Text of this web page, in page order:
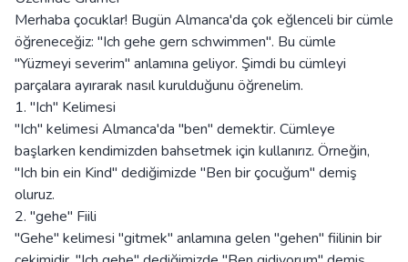
Merhaba çocuklar! Bugün Almanca'da çok eğlenceli bir cümle
öğreneceğiz: "Ich gehe gern schwimmen". Bu cümle
"Yüzmeyi severim" anlamına geliyor. Şimdi bu cümleyi
parçalara ayırarak nasıl kurulduğunu öğrenelim.
1. "Ich" Kelimesi
"Ich" kelimesi Almanca'da "ben" demektir. Cümleye
başlarken kendimizden bahsetmek için kullanırız. Örneğin,
"Ich bin ein Kind" dediğimizde "Ben bir çocuğum" demiş
oluruz.
2. "gehe" Fiili
"Gehe" kelimesi "gitmek" anlamına gelen "gehen" fiilinin bir